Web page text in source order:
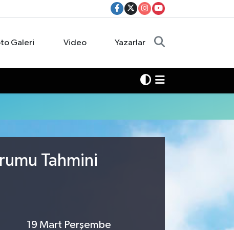
Galeri Video Yazarlar
Tahmini
19 Mart Perşembe